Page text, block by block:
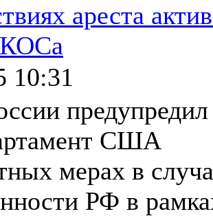
ареста
10:31
предупредил
США
мерах в
РФ в